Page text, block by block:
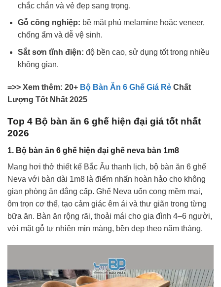
chắc chắn và vẻ đẹp sang trọng.
Gỗ công nghiệp: bề mặt phủ melamine hoặc veneer,
chống ẩm và dễ vệ sinh.
Sắt sơn tĩnh điện: độ bền cao, sử dụng tốt trong nhiều
không gian.
=>> Xem thêm: 20+ Bộ Bàn Ăn 6 Ghế Giá Rẻ Chất
Lượng Tốt Nhất 2025
Top 4 Bộ bàn ăn 6 ghế hiện đại giá tốt nhất
2026
1. Bộ bàn ăn 6 ghế hiện đại ghế neva bàn 1m8
Mang hơi thở thiết kế Bắc Âu thanh lịch, bộ bàn ăn 6 ghế
Neva với bàn dài 1m8 là điểm nhấn hoàn hảo cho không
gian phòng ăn đẳng cấp. Ghế Neva uốn cong mềm mại,
ôm trọn cơ thể, tạo cảm giác êm ái và thư giãn trong từng
bữa ăn. Bàn ăn rộng rãi, thoải mái cho gia đình 4–6 người,
với mặt gỗ tự nhiên mịn màng, bền đẹp theo năm tháng.